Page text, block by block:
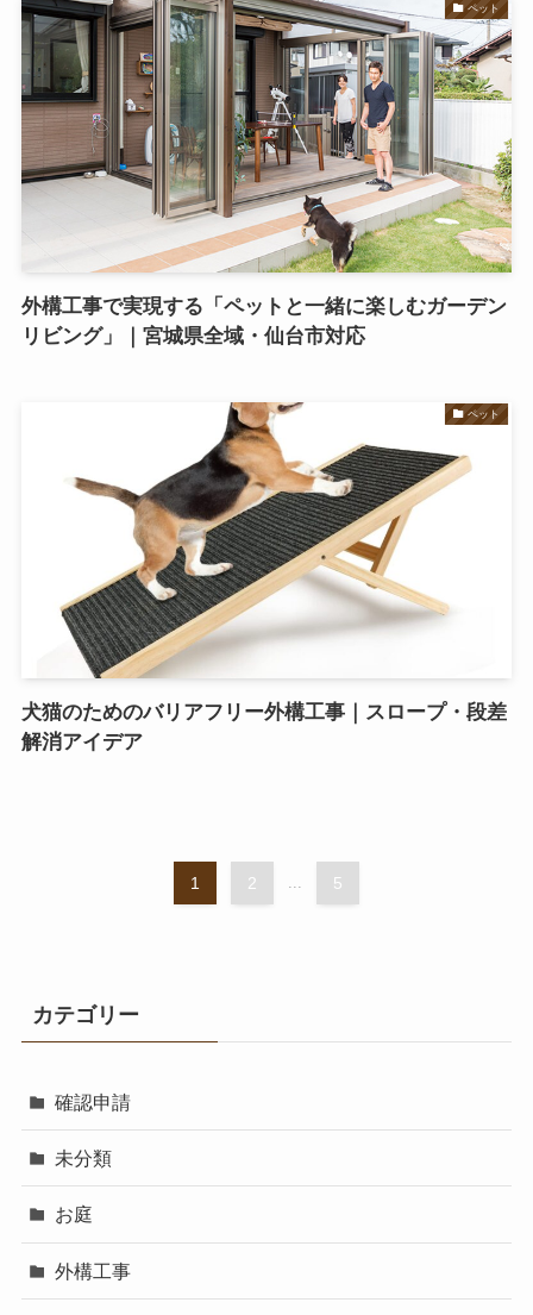
ペット
外構工事で実現する「ペットと一緒に楽しむガーデン
リビング」｜宮城県全域・仙台市対応
ペット
犬猫のためのバリアフリー外構工事｜スロープ・段差
解消アイデア
1 2 5
カテゴリー
確認申請
未分類
お庭
外構工事